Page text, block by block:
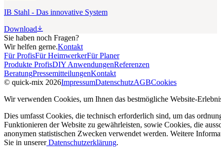
IB Stahl - Das innovative System
Download
Sie haben noch Fragen?
Wir helfen gerne.Kontakt
Für ProfisFür HeimwerkerFür Planer
Produkte ProfisDIY AnwendungenReferenzen
BeratungPressemitteilungenKontakt
© quick-mix 2026ImpressumDatenschutzAGBCookies
Wir verwenden Cookies, um Ihnen das bestmögliche Website-
Dies umfasst Cookies, die technisch erforderlich sind, um das
Funktionieren der Website zu gewährleisten, sowie Cookies, die
anonymen statistischen Zwecken verwendet werden. Weitere
Sie in unsererDatenschutzerklärung.